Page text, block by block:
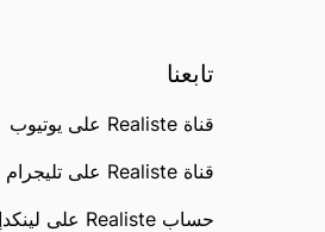
تابعنا
قناة Realiste على يوتيوب
قناة Realiste على تليجرام
حساب Realiste على لينكدإن